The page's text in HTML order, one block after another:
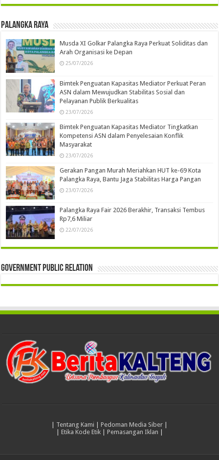
Palangka Raya
Musda XI Golkar Palangka Raya Perkuat Soliditas dan
Arah Organisasi ke Depan
25/07/2026
Bimtek Penguatan Kapasitas Mediator Perkuat Peran
ASN dalam Mewujudkan Stabilitas Sosial dan
Pelayanan Publik Berkualitas
23/07/2026
Bimtek Penguatan Kapasitas Mediator Tingkatkan
Kompetensi ASN dalam Penyelesaian Konflik
Masyarakat
23/07/2026
Gerakan Pangan Murah Meriahkan HUT ke-69 Kota
Palangka Raya, Bantu Jaga Stabilitas Harga Pangan
23/07/2026
Palangka Raya Fair 2026 Berakhir, Transaksi Tembus
Rp7,6 Miliar
22/07/2026
Government Public Relation
| Tentang Kami | Pedoman Media Siber |
| Etika Kode Etik| Pemasangan Iklan |